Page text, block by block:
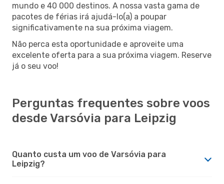
mundo e 40 000 destinos. A nossa vasta gama de
pacotes de férias irá ajudá-lo(a) a poupar
significativamente na sua próxima viagem.
Não perca esta oportunidade e aproveite uma
excelente oferta para a sua próxima viagem. Reserve
já o seu voo!
Perguntas frequentes sobre voos
desde Varsóvia para Leipzig
Quanto custa um voo de Varsóvia para
Leipzig?